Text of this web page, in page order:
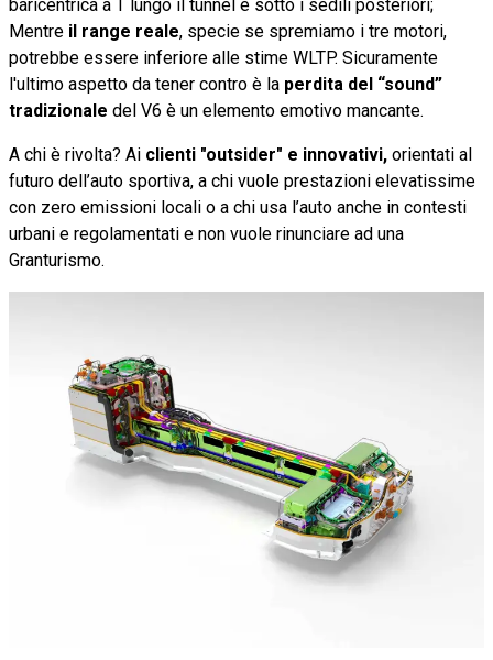
baricentrica a T lungo il tunnel e sotto i sedili posteriori;
Mentre il range reale, specie se spremiamo i tre motori,
potrebbe essere inferiore alle stime WLTP. Sicuramente
l'ultimo aspetto da tener contro è la perdita del “sound”
tradizionale del V6 è un elemento emotivo mancante.
A chi è rivolta? Ai clienti "outsider" e innovativi, orientati al
futuro dell’auto sportiva, a chi vuole prestazioni elevatissime
con zero emissioni locali o a chi usa l’auto anche in contesti
urbani e regolamentati e non vuole rinunciare ad una
Granturismo.